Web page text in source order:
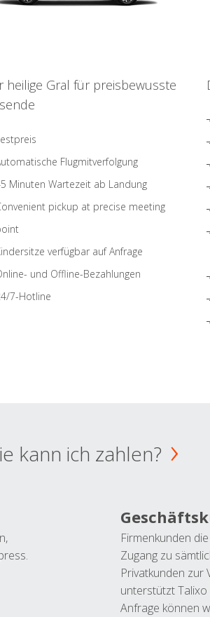
heilige Gral für preisbewusste
Flugmitverfolgung
Minuten Wartezeit ab Landung
pickup at precise meeting
verfügbar auf Anfrage
und Offline-Bezahlungen
7-Hotline
kann ich zahlen?
Firmenkunden
Zugang zu
Privatkunden zur
unterstützt
Anfrage können